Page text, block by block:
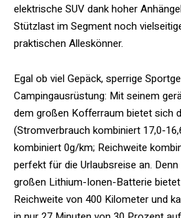
elektrische SUV dank hoher
Stützlast im Segment noch
praktischen Alleskönner.
Egal ob viel Gepäck, sperrige
Campingausrüstung: Mit seinem
dem großen Kofferraum bietet sich
(Stromverbrauch kombiniert 17,0-
kombiniert 0g/km; Reichweite
perfekt für die Urlaubsreise an.
großen Lithium-Ionen-Batterie
Reichweite von 400 Kilometer und